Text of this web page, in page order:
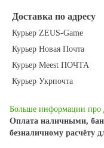
Доставка по адресу
Курьер ZEUS-Game
Курьер Новая Почта
Курьер Meest ПОЧТА
Курьер Укрпочта
Больше информации про
Оплата наличными,
безналичному расчёту